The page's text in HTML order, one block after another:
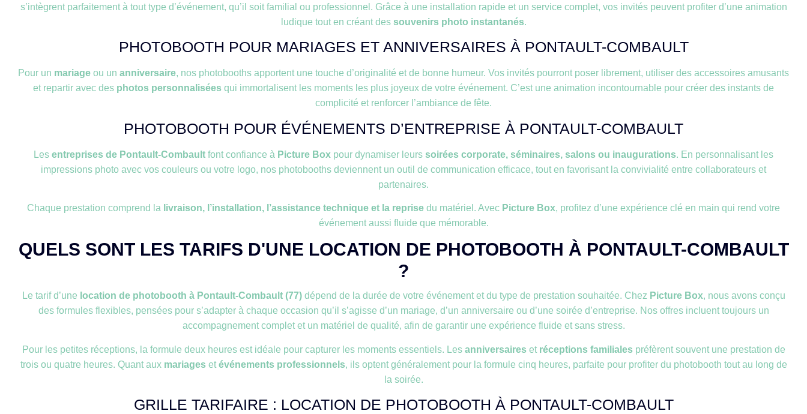
s’intègrent parfaitement à tout type d’événement, qu’il soit familial ou professionnel. Grâce à une installation rapide et un service complet, vos invités peuvent profiter d’une animation
ludique tout en créant des souvenirs photo instantanés.
PHOTOBOOTH POUR MARIAGES ET ANNIVERSAIRES À PONTAULT-COMBAULT
Pour un mariage ou un anniversaire, nos photobooths apportent une touche d’originalité et de bonne humeur. Vos invités pourront poser librement, utiliser des accessoires amusants
et repartir avec des photos personnalisées qui immortalisent les moments les plus joyeux de votre événement. C’est une animation incontournable pour créer des instants de
complicité et renforcer l’ambiance de fête.
PHOTOBOOTH POUR ÉVÉNEMENTS D’ENTREPRISE À PONTAULT-COMBAULT
Les entreprises de Pontault-Combault font confiance à Picture Box pour dynamiser leurs soirées corporate, séminaires, salons ou inaugurations. En personnalisant les
impressions photo avec vos couleurs ou votre logo, nos photobooths deviennent un outil de communication efficace, tout en favorisant la convivialité entre collaborateurs et
partenaires.
Chaque prestation comprend la livraison, l’installation, l’assistance technique et la reprise du matériel. Avec Picture Box, profitez d’une expérience clé en main qui rend votre
événement aussi fluide que mémorable.
QUELS SONT LES TARIFS D'UNE LOCATION DE PHOTOBOOTH À PONTAULT-COMBAULT
?
Le tarif d’une location de photobooth à Pontault-Combault (77)dépend de la durée de votre événement et du type de prestation souhaitée. Chez Picture Box, nous avons conçu
des formules flexibles, pensées pour s’adapter à chaque occasion qu’il s’agisse d’un mariage, d’un anniversaire ou d’une soirée d’entreprise. Nos offres incluent toujours un
accompagnement complet et un matériel de qualité, afin de garantir une expérience fluide et sans stress.
Pour les petites réceptions, la formule deux heures est idéale pour capturer les moments essentiels. Les anniversaireset réceptions familialespréfèrent souvent une prestation de
trois ou quatre heures. Quant aux mariageset événements professionnels, ils optent généralement pour la formule cinq heures, parfaite pour profiter du photobooth tout au long de
la soirée.
GRILLE TARIFAIRE : LOCATION DE PHOTOBOOTH À PONTAULT-COMBAULT